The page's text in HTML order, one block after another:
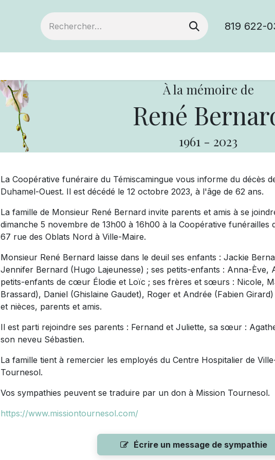
819 622-
À la mémoire de
René
1961 - 2023
La Coopérative funéraire du Témiscamingue vous informe du décès
Duhamel-Ouest. Il est décédé le 12 octobre 2023, à l'âge de 62 ans.
La famille de Monsieur René Bernard invite parents et amis à se
dimanche 5 novembre de 13h00 à 16h00 à la Coopérative funérailles
67 rue des Oblats Nord à Ville-Maire.
Monsieur René Bernard laisse dans le deuil ses enfants : Jackie
Jennifer Bernard (Hugo Lajeunesse) ; ses petits-enfants : Anna-Ève,
petits-enfants de cœur Élodie et Loïc ; ses frères et sœurs : Nicole,
Brassard), Daniel (Ghislaine Gaudet), Roger et Andrée (Fabien
et nièces, parents et amis.
Il est parti rejoindre ses parents : Fernand et Juliette, sa sœur :
son neveu Sébastien.
La famille tient à remercier les employés du Centre Hospitalier de
Tournesol.
Vos sympathies peuvent se traduire par un don à Mission Tournesol.
https://www.missiontournesol.com/
Écrire un message de sympathie